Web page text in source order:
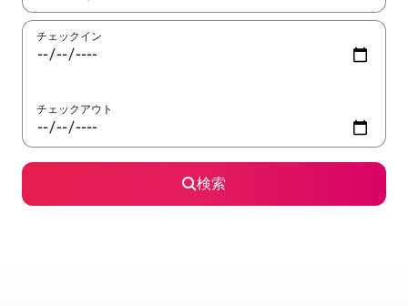
チェックイン
チェックアウト
検索